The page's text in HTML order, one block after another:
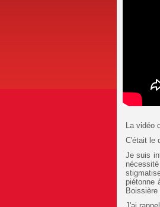
La vidéo
C'était le
Je suis
piétonne